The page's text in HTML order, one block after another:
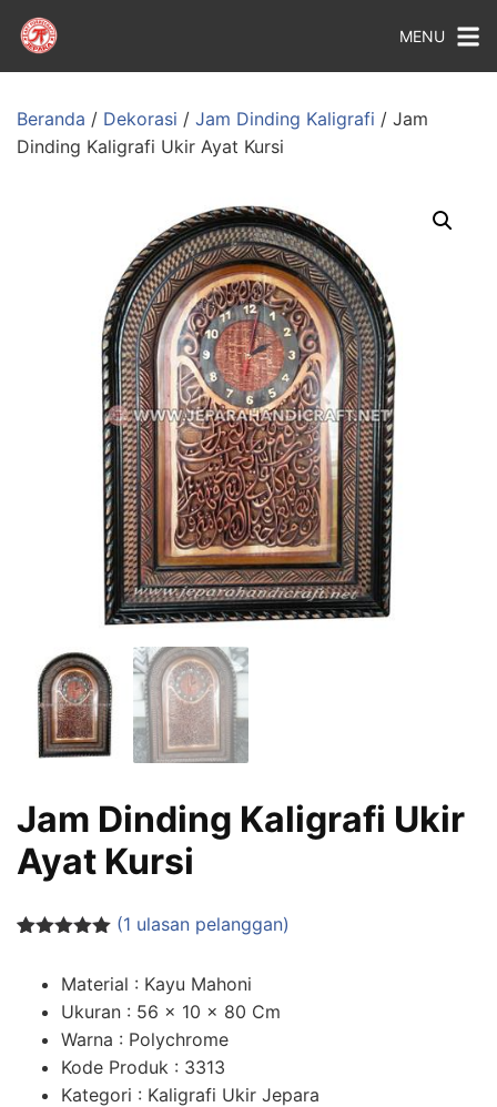
MENU
Beranda / Dekorasi / Jam Dinding Kaligrafi / Jam
Dinding Kaligrafi Ukir Ayat Kursi
Jam Dinding Kaligrafi Ukir
Ayat Kursi
berdasarka
penilaian
pelanggan
(1 ulasan pelanggan)
Material : Kayu Mahoni
Ukuran : 56 x 10 x 80 Cm
Warna : Polychrome
Kode Produk : 3313
Kategori : Kaligrafi Ukir Jepara